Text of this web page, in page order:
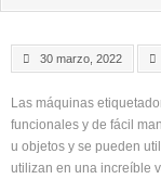
30 marzo, 2022
Las máquinas
funcionales y de fácil
u objetos y se pueden
utilizan en una increíble